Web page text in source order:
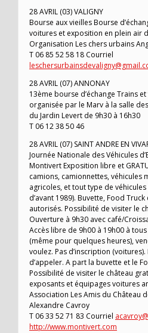
28 AVRIL (03) VALIGNY
Bourse aux vieilles Bourse
voitures et exposition en plein air
Organisation Les chers urbains
T 06 85 52 58 18 Courriel
28 AVRIL (07) ANNONAY
13ème bourse d’échange Trains
organisée par le Marv à la salle
du Jardin Levert de 9h30 à 16h30
T 06 12 38 50 46
28 AVRIL (07) SAINT ANDRE EN
Journée Nationale des Véhicules
Montivert Exposition libre et
camions, camionnettes, véhicules
agricoles, et tout type de
d’avant 1989). Buvette, Food
autorisés. Possibilité de visiter le
Ouverture à 9h30 avec café/
Accès libre de 9h00 à 19h00 à
(même pour quelques heures),
voulez. Pas d’inscription
d’appeler. A part la buvette et le
Possibilité de visiter le château
exposants et équipages voitures
Association Les Amis du Château
Alexandre Cavroy
T 06 33 52 71 83 Courriel
http://www.montivert.com